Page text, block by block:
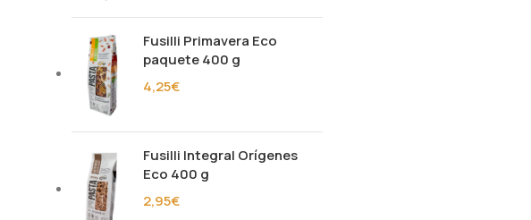
Fusilli Primavera Eco
paquete 400 g
4,25€
Fusilli Integral Orígenes
Eco 400 g
2,95€